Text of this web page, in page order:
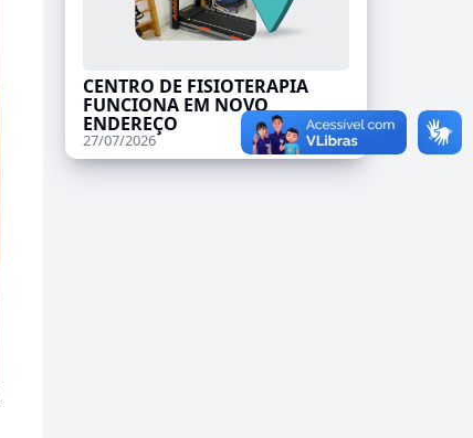
CENTRO DE FISIOTERAPIA
FUNCIONA EM NOVO
ENDEREÇO
27/07/2026